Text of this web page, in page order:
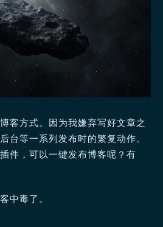
客方式。因为我嫌弃写好文章之
台等一系列发布时的繁复动作。
件，可以一键发布博客呢？有
中毒了。